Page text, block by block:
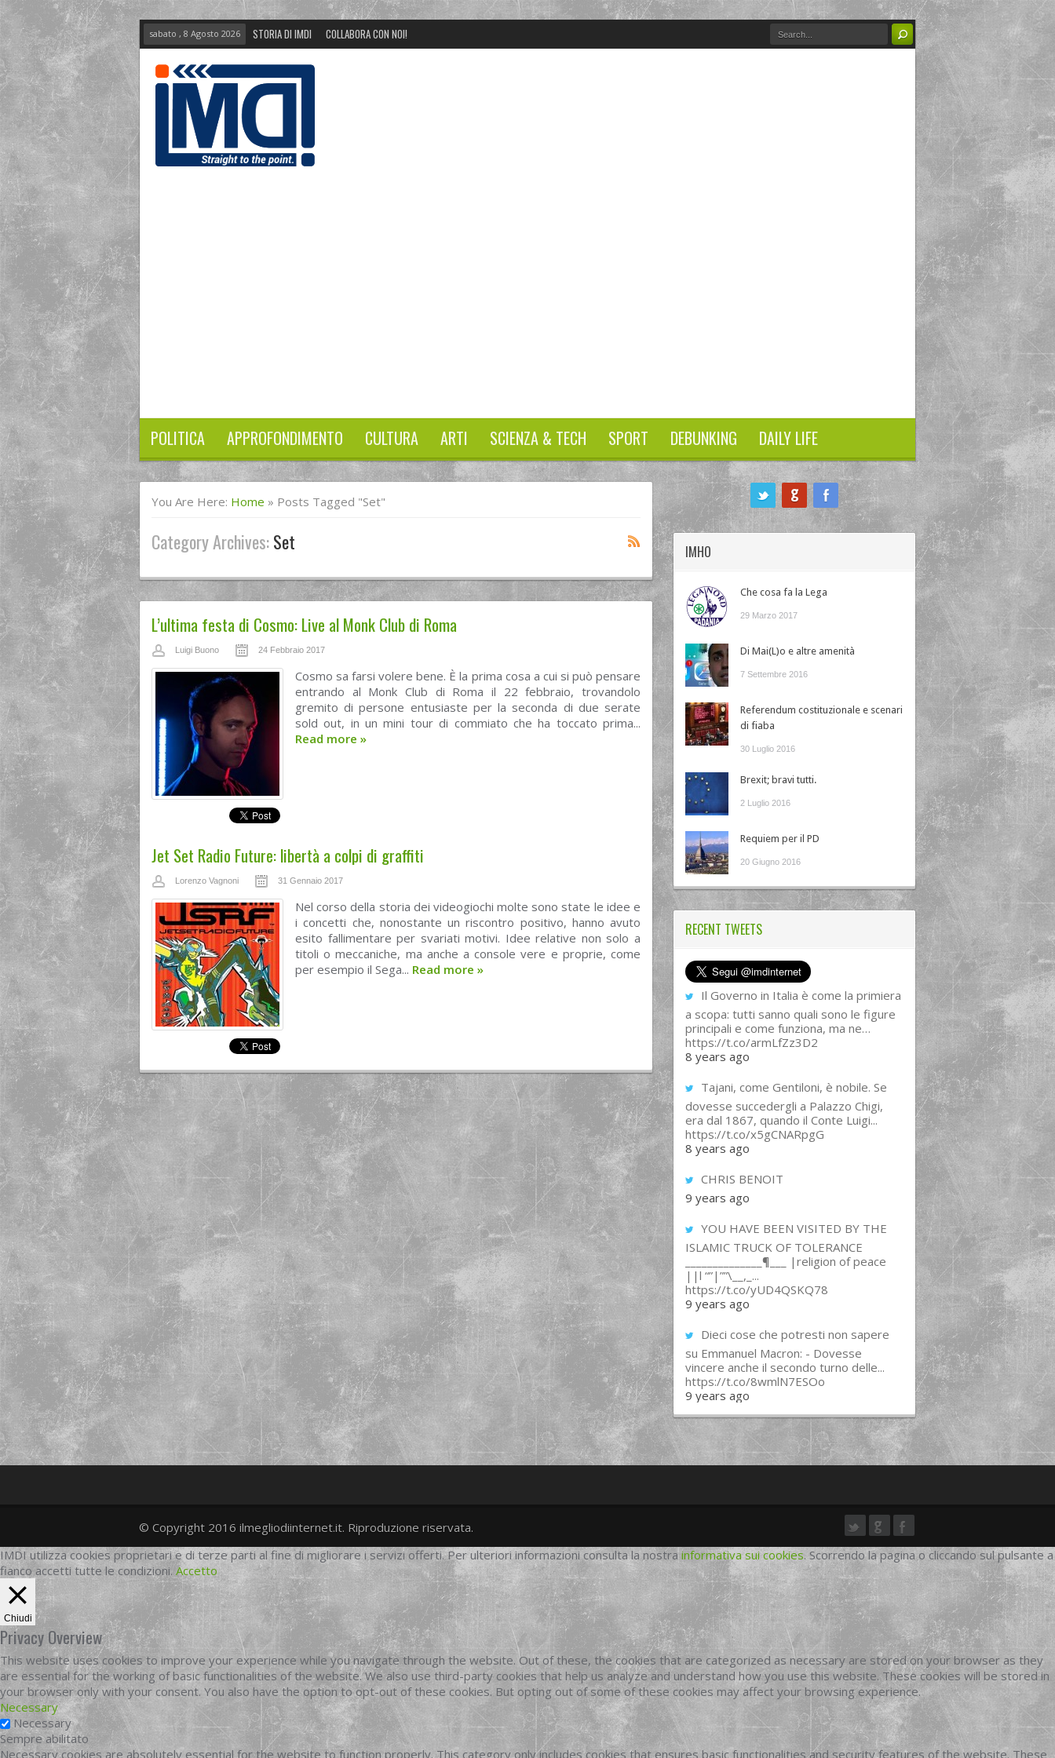
sabato , 8 Agosto 2026 STORIA DI IMDI COLLABORA CON NOI!
POLITICA APPROFONDIMENTO CULTURA ARTI SCIENZA & TECH SPORT DEBUNKING DAILY LIFE
You Are Here: Home » Posts Tagged "Set"
Category Archives:Set
L’ultima festa di Cosmo: Live al Monk Club di Roma
Luigi Buono 24 Febbraio 2017
Cosmo sa farsi volere bene. È la prima cosa a cui si può pensare
entrando al Monk Club di Roma il 22 febbraio, trovandolo
gremito di persone entusiaste per la seconda di due serate
sold out, in un mini tour di commiato che ha toccato prima...
Read more »
Jet Set Radio Future: libertà a colpi di graffiti
Lorenzo Vagnoni 31 Gennaio 2017
Nel corso della storia dei videogiochi molte sono state le idee e
i concetti che, nonostante un riscontro positivo, hanno avuto
esito fallimentare per svariati motivi. Idee relative non solo a
titoli o meccaniche, ma anche a console vere e proprie, come
per esempio il Sega... Read more »
IMHO
Che cosa fa la Lega
29 Marzo 2017
Di Mai(L)o e altre amenità
7 Settembre 2016
Referendum costituzionale e scenari
di fiaba
30 Luglio 2016
Brexit; bravi tutti.
2 Luglio 2016
Requiem per il PD
20 Giugno 2016
RECENT TWEETS
Il Governo in Italia è come la primiera
a scopa: tutti sanno quali sono le figure
principali e come funziona, ma ne…
https://t.co/armLfZz3D2
8 years ago
Tajani, come Gentiloni, è nobile. Se
dovesse succedergli a Palazzo Chigi,
era dal 1867, quando il Conte Luigi...
https://t.co/x5gCNARpgG
8 years ago
CHRIS BENOIT
9 years ago
YOU HAVE BEEN VISITED BY THE
ISLAMIC TRUCK OF TOLERANCE
______________¶___ |religion of peace
||l “”|””\__,_...
https://t.co/yUD4QSKQ78
9 years ago
Dieci cose che potresti non sapere
su Emmanuel Macron: - Dovesse
vincere anche il secondo turno delle...
https://t.co/8wmlN7ESOo
9 years ago
twittergoogleplus
facebook
© Copyright 2016 ilmegliodiinternet.it. Riproduzione riservata.
IMDI utilizza cookies proprietari e di terze parti al fine di migliorare i servizi offerti. Per ulteriori informazioni consulta la nostra informativa sui cookies. Scorrendo la pagina o cliccando sul pulsante a
fianco accetti tutte le condizioni. Accetto
Chiudi
Privacy Overview
This website uses cookies to improve your experience while you navigate through the website. Out of these, the cookies that are categorized as necessary are stored on your browser as they
are essential for the working of basic functionalities of the website. We also use third-party cookies that help us analyze and understand how you use this website. These cookies will be stored in
your browser only with your consent. You also have the option to opt-out of these cookies. But opting out of some of these cookies may affect your browsing experience.
Necessary
Necessary
Sempre abilitato
Necessary cookies are absolutely essential for the website to function properly. This category only includes cookies that ensures basic functionalities and security features of the website. These